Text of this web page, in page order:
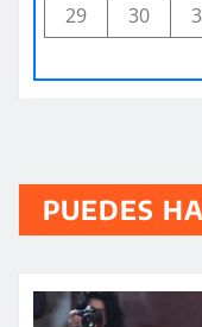
29
30
PUEDES